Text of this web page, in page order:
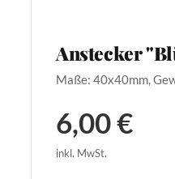
Anstecker
Maße: 40x40mm,
6,00 €
inkl. MwSt.